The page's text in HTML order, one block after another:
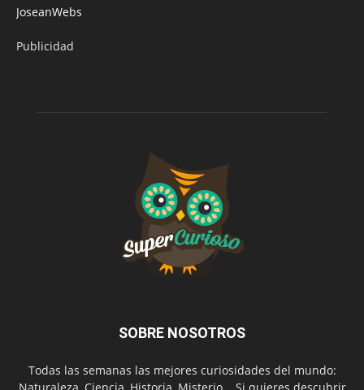
JoseanWebs
Publicidad
SOBRE NOSOTROS
Todas las semanas las mejores curiosidades del mundo:
Naturaleza, Ciencia, Historia, Misterio... Si quieres descubrir